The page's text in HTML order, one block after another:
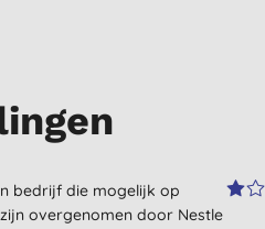
bedrijf die mogelijk op
overgenomen door Nestle